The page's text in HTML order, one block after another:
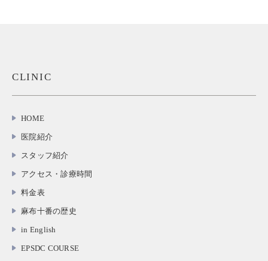
CLINIC
HOME
医院紹介
スタッフ紹介
アクセス・診療時間
料金表
麻布十番の歴史
in English
EPSDC COURSE